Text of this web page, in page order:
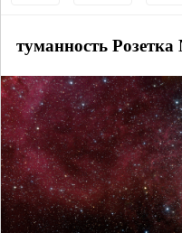
туманность